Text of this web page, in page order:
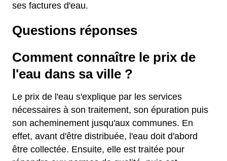
ses factures d'eau.
Questions réponses
Comment connaître le prix de
l'eau dans sa ville ?
Le prix de l'eau s'explique par les services
nécessaires à son traitement, son épuration puis
son acheminement jusqu'aux communes. En
effet, avant d'être distribuée, l'eau doit d'abord
être collectée. Ensuite, elle est traitée pour